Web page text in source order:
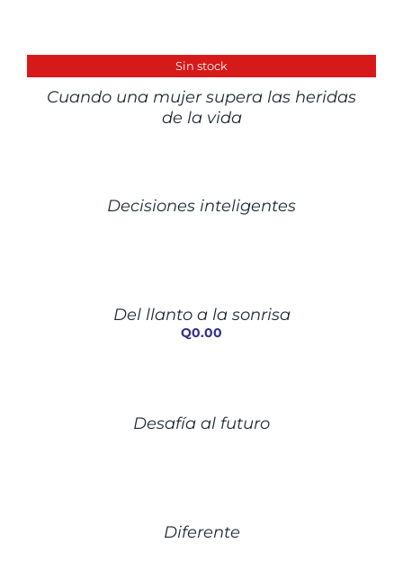
Sin stock
Cuando una mujer supera las heridas
de la vida
Decisiones inteligentes
Del llanto a la sonrisa
Q0.00
Desafía al futuro
Diferente